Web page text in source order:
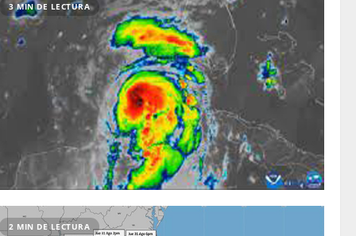
3 MIN DE LECTURA
2 MIN DE LECTURA